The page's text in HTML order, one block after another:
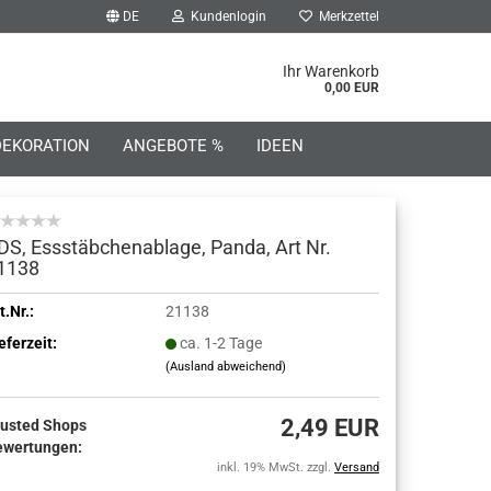
DE Kundenlogin
erstellen
vergessen?
Merkzettel
Ihr Warenkorb
0,00 EUR
ANGEBOTE % IDEEN
Essstäbchenablage, Panda, Art Nr.
21138
ca. 1-2 Tage
(Ausland abweichend)
Shops
2,49 EUR
inkl. 19% MwSt. zzgl. Versand